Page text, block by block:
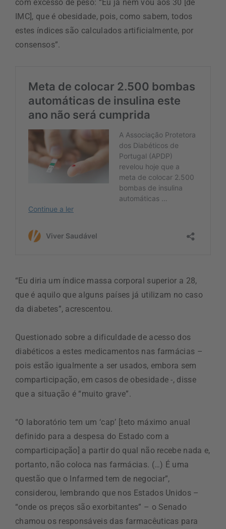
com excesso de peso: “Eu já nem vou aos 30 [de
IMC], que é obesidade, pois, como sabem, todos
estes índices são calculados artificialmente, por
consensos”.
“Eu diria um índice massa corporal superior a 28,
que é aquilo que alguns países já utilizam no caso
da diabetes”, acrescentou.
Questionado sobre a dificuldade de acesso dos
diabéticos a estes medicamentos nas farmácias –
pois estão igualmente a ser usados, embora sem
comparticipação, em casos de obesidade -, disse
que a situação é “muito grave”.
“O laboratório tem um ‘cap’ [teto máximo anual
definido para a despesa do Estado com a
comparticipação] a partir do qual não recebe nada e,
portanto, não coloca nas farmácias. (…) É uma
questão que o Infarmed tem de negociar”,
considerou, lembrando que nos Estados Unidos –
“onde os preços são exorbitantes” – o Senado
chamou os responsáveis das farmacêuticas para